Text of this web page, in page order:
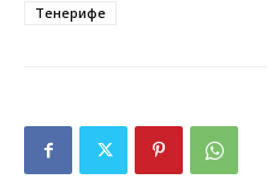
Тенерифе